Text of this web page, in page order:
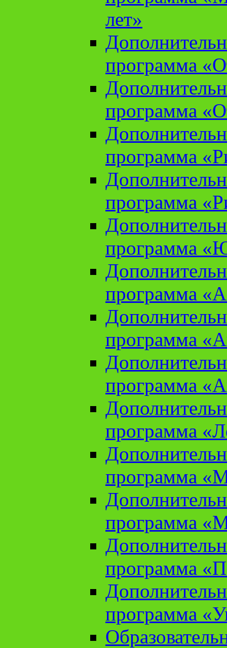
лет»
программа
программа
программа
программа
программа
программа
программа
программа
программа
программа
программа
программа
программа